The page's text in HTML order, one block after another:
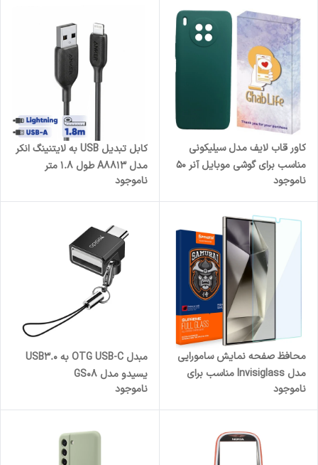
کاور قاب لایف مدل سیلیکونی
مناسب برای گوشی موبایل آنر 50
Lite
ناموجود
کابل تبدیل USB به لایتنینگ انکر
مدل A8813 طول 1.8 متر
ناموجود
محافظ صفحه نمایش سامورایی
مدل Invisiglass مناسب برای
S24 Ultra
ناموجود
مبدل OTG USB-C به USB3.0
یسیدو مدل GS08
ناموجود